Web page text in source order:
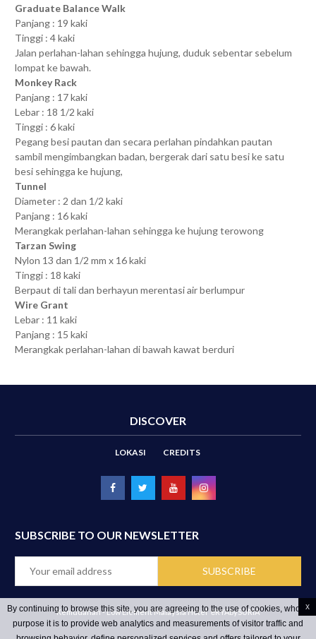
Graduate Balance Walk
Panjang : 19 kaki
Tinggi : 4 kaki
Jalan perlahan-lahan sehingga hujung, duduk sebentar sebelum
lompat ke bawah.
Monkey Rack
Panjang : 17 kaki
Lebar : 18 1/2 kaki
Tinggi : 6 kaki
Pegang besi pautan dan secara perlahan pindahkan pautan
sambil mengimbangkan badan, bergerak dari satu besi ke satu
besi sehingga ke hujung,
Tunnel
Diameter : 2 dan 1/2 kaki
Panjang : 16 kaki
Merangkak perlahan-lahan sehingga ke hujung terowong
Tarzan Swing
Nylon 13 dan 1/2 mm x 16 kaki
Tinggi : 18 kaki
Berpaut di tali dan berhayun merentasi air berlumpur
Wire Grant
Lebar : 11 kaki
Panjang : 15 kaki
Merangkak perlahan-lahan di bawah kawat berduri
DISCOVER
LOKASI CREDITS
SUBSCRIBE TO OUR NEWSLETTER
Kemudahan - Low Element Malaysia Hotel ēRYAbySURIA
By continuing to browse this site, you are agreeing to the use of cookies, whose
purpose it is to provide web analytics and measurements of visitor traffic and
x